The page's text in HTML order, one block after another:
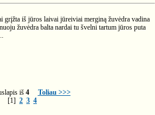
grįžta iš jūros laivai jūreiviai merginą žuvėdra vadina
žuvėdra balta nardai tu švelni tartum jūros puta
iš 4
Toliau >>>
[1] 2 3 4